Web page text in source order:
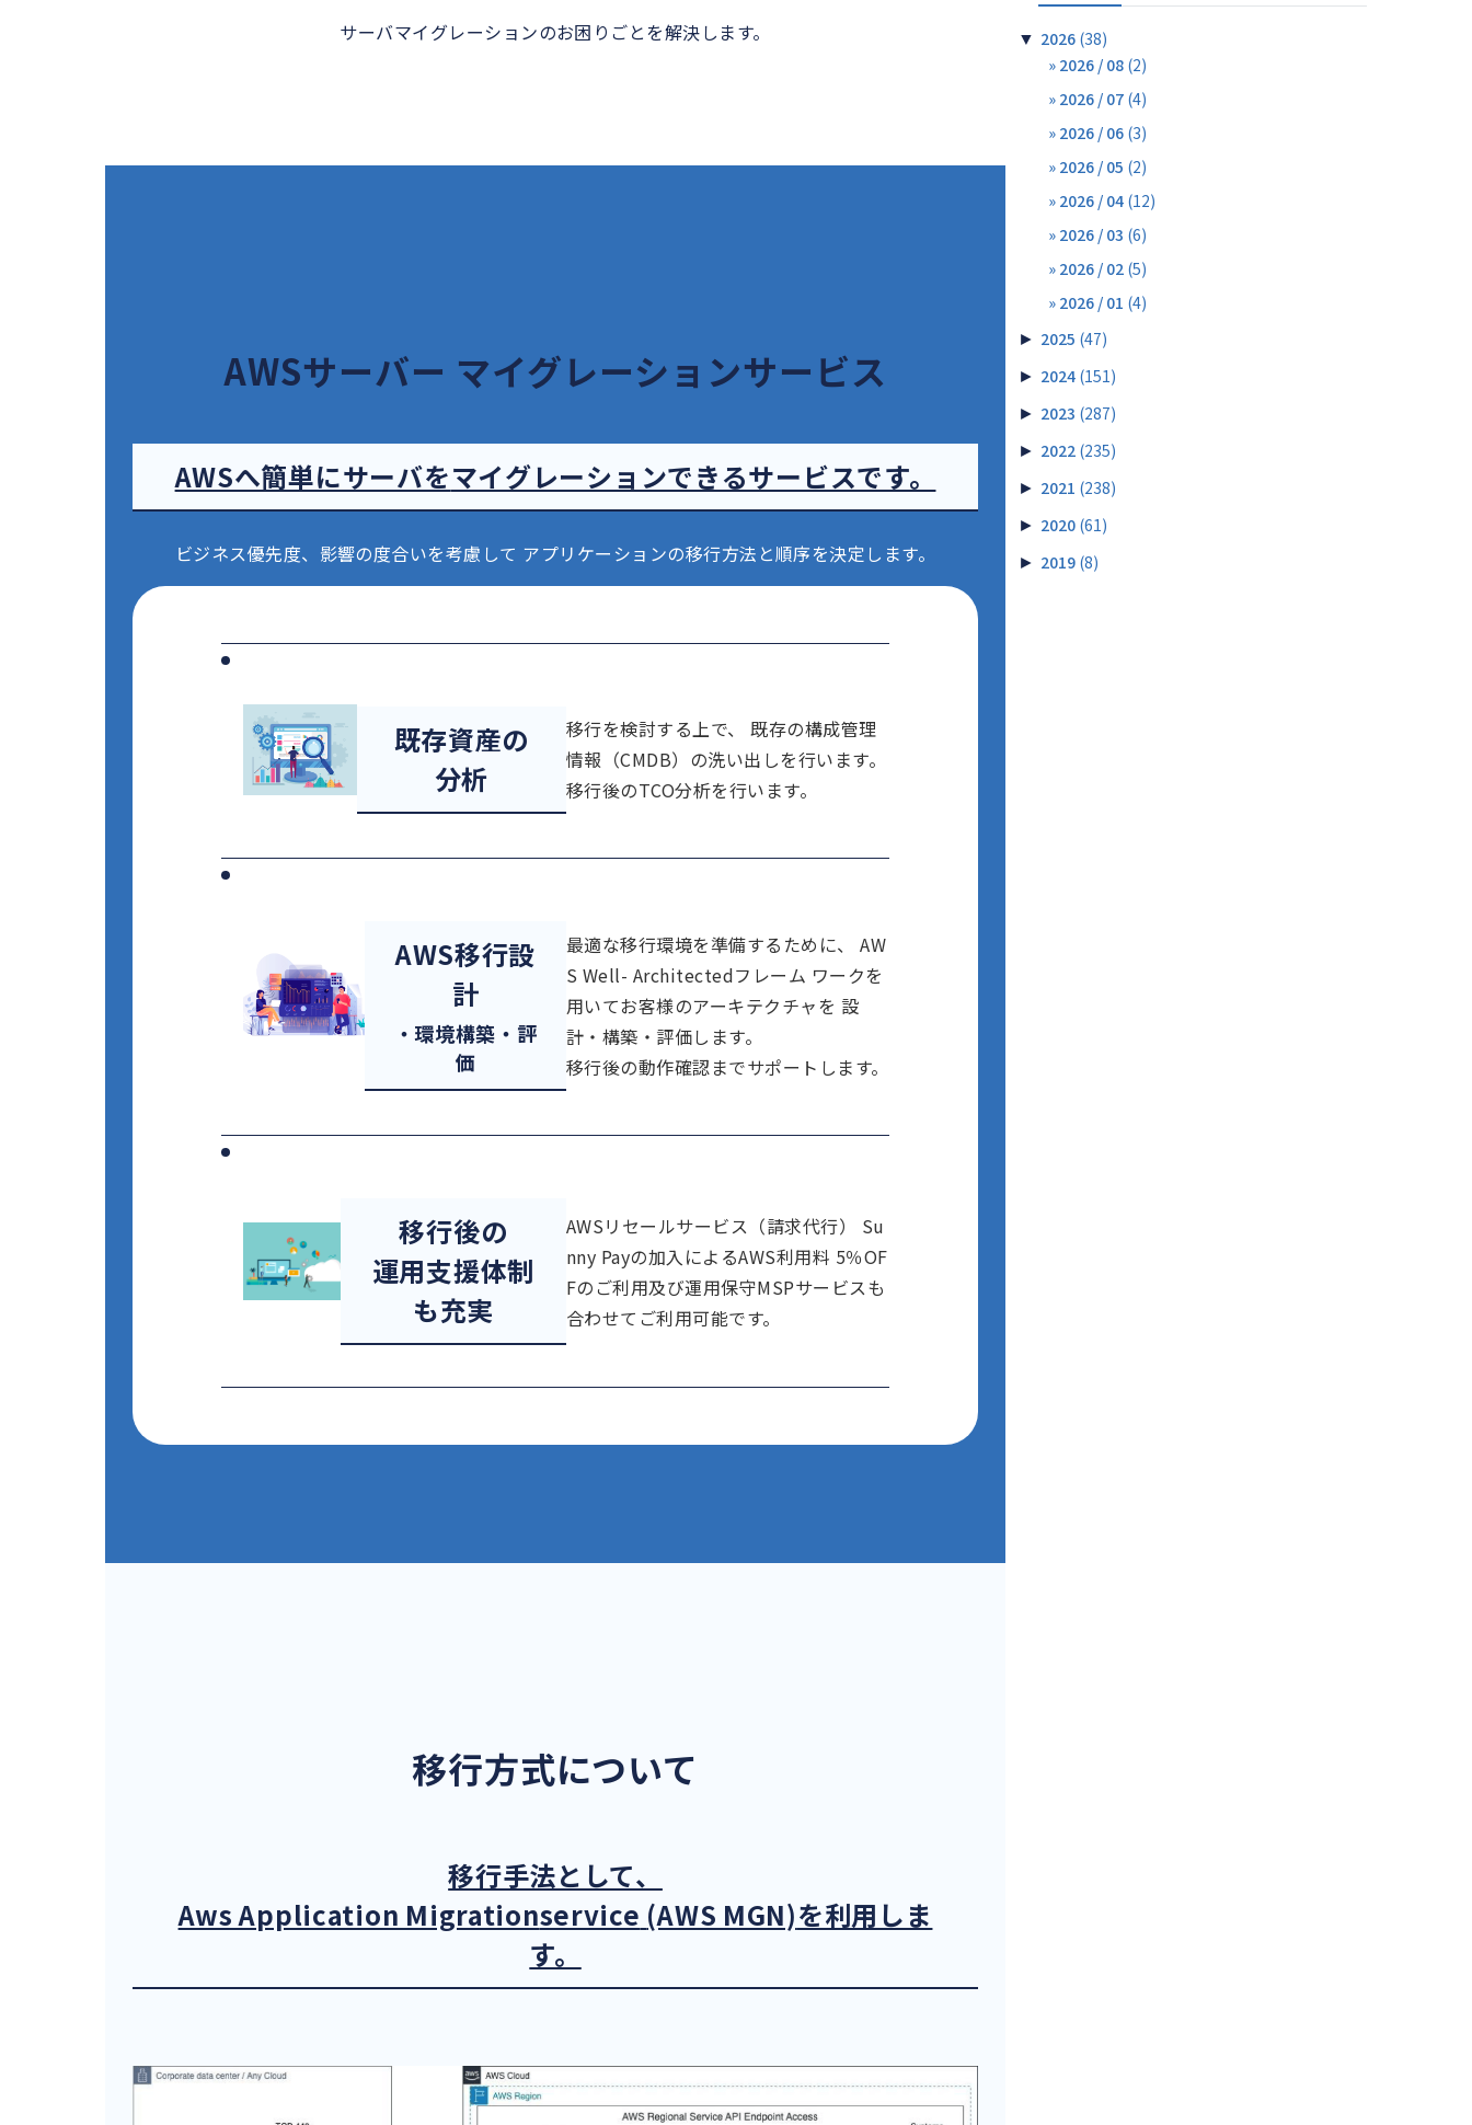
サーバマイグレーションのお困りごとを解決します。
AWSサーバー マイグレーションサービス
AWSへ簡単にサーバをマイグレーションできるサービスです。
ビジネス優先度、影響の度合いを考慮して アプリケーションの移行方法と順序を決定します。
既存資産の
分析
移行を検討する上で、
既存の構成管理
情報（CMDB）の洗い出しを行います。
移行後のTCO分析を行います。
AWS移行設
計
・環境構築・評
価
最適な移行環境を準備するために、
AW
S Well- Architectedフレーム ワークを
用いてお客様のアーキテクチャを 設
計・構築・評価します。
移行後の動作確認までサポートします。
移行後の
運用支援体制
も充実
AWSリセールサービス（請求代行）
Su
nny Payの加入によるAWS利用料 5％OF
Fのご利用及び運用保守MSPサービスも
合わせてご利用可能です。
移行方式について
移行手法として、
Aws Application MigrationService (AWS MGN)を利用しま
す。
▼ 2026 (38)
2026 / 08 (2)
2026 / 07 (4)
2026 / 06 (3)
2026 / 05 (2)
2026 / 04 (12)
2026 / 03 (6)
2026 / 02 (5)
2026 / 01 (4)
► 2025 (47)
► 2024 (151)
► 2023 (287)
► 2022 (235)
► 2021 (238)
► 2020 (61)
► 2019 (8)